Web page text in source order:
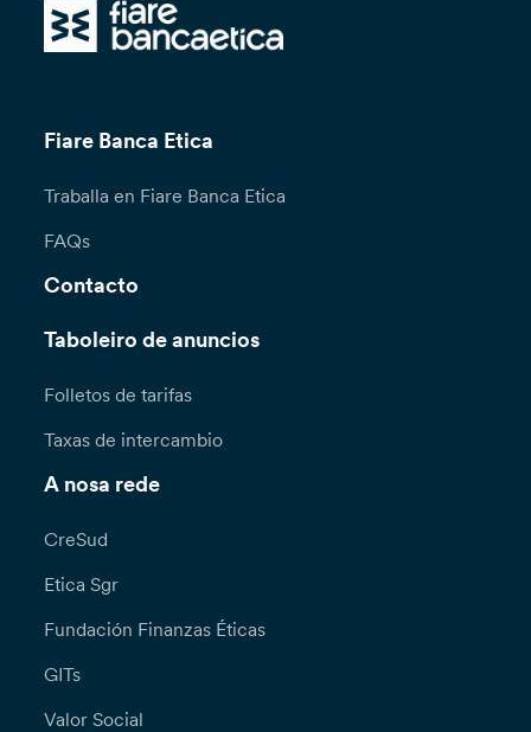
Fiare Banca Etica
Traballa en Fiare Banca Etica
FAQs
Contacto
Taboleiro de anuncios
Folletos de tarifas
Taxas de intercambio
A nosa rede
CreSud
Etica Sgr
Fundación Finanzas Éticas
GITs
Valor Social